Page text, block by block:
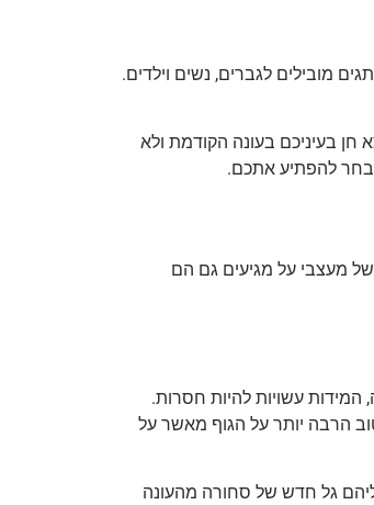
מובילים לגברים, נשים וילדים.
חן בעיניכם בעונה הקודמת ולא
להפתיע אתכם.
של מעצבי על מגיעים גם הם
המידות עשויות להיות חסרות.
הרבה יותר על הגוף מאשר על
גל חדש של סחורה מהעונה